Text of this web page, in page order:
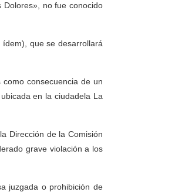
no fue conocido
que se desarrollará
consecuencia de un
en la ciudadela La
Dirección de la Comisión
grave violación a los
juzgada o prohibición de